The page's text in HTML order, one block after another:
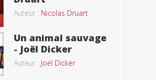
Auteur : Nicolas Druart
Un animal sauvage
- Joël Dicker
Auteur : Joël Dicker